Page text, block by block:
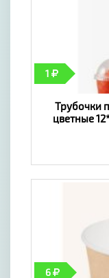
1
Трубочки
цветные
6